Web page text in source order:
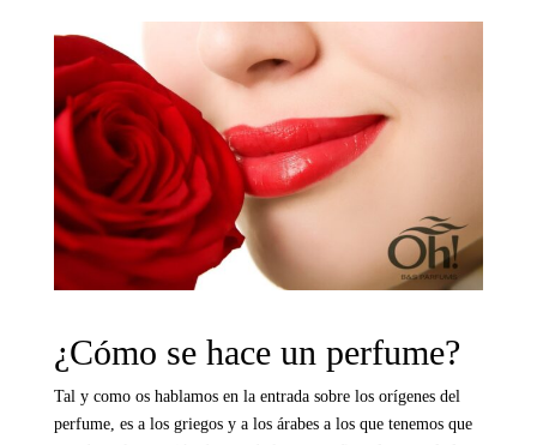
¿Cómo se hace un perfume?
Tal y como os hablamos en la entrada sobre los orígenes del
perfume, es a los griegos y a los árabes a los que tenemos que